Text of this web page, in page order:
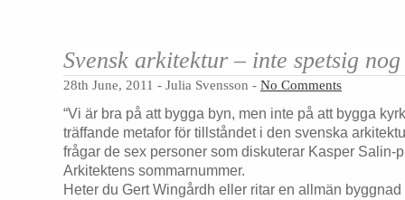
Svensk arkitektur – inte spetsig nog
28th June, 2011 - Julia Svensson - No Comments
“Vi är bra på att bygga byn, men inte på att bygga
träffande metafor för tillståndet i den svenska
frågar de sex personer som diskuterar Kasper Salin-
Arkitektens sommarnummer.
Heter du Gert Wingårdh eller ritar en allmän